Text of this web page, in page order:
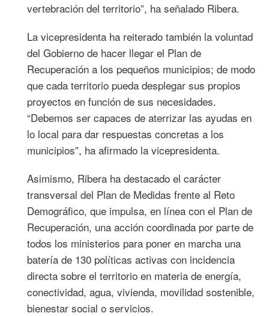
vertebración del territorio”, ha señalado Ribera.
La vicepresidenta ha reiterado también la voluntad
del Gobierno de hacer llegar el Plan de
Recuperación a los pequeños municipios; de modo
que cada territorio pueda desplegar sus propios
proyectos en función de sus necesidades.
“Debemos ser capaces de aterrizar las ayudas en
lo local para dar respuestas concretas a los
municipios”, ha afirmado la vicepresidenta.
Asimismo, Ribera ha destacado el carácter
transversal del Plan de Medidas frente al Reto
Demográfico, que impulsa, en línea con el Plan de
Recuperación, una acción coordinada por parte de
todos los ministerios para poner en marcha una
batería de 130 políticas activas con incidencia
directa sobre el territorio en materia de energía,
conectividad, agua, vivienda, movilidad sostenible,
bienestar social o servicios.